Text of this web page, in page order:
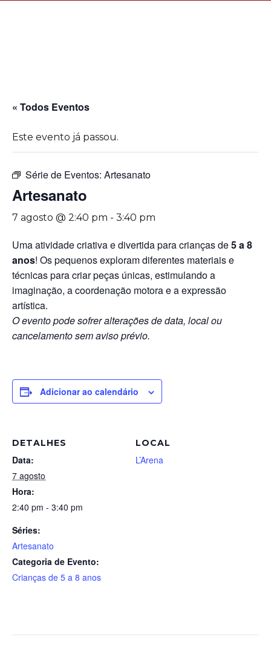
« Todos Eventos
Este evento já passou.
Série de Eventos: Artesanato
Artesanato
7 agosto @ 2:40 pm - 3:40 pm
Uma atividade criativa e divertida para crianças de5 a 8
anos! Os pequenos exploram diferentes materiais e
técnicas para criar peças únicas, estimulando a
imaginação, a coordenação motora e a expressão
artística.
O evento pode sofrer alterações de data, local ou
cancelamento sem aviso prévio.
Adicionar ao calendário
DETALHES
Data:
7 agosto
Hora:
2:40 pm - 3:40 pm
Séries:
Artesanato
Categoria de Evento:
Crianças de 5 a 8 anos
LOCAL
L’Arena